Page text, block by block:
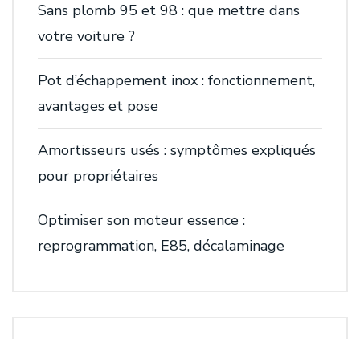
Sans plomb 95 et 98 : que mettre dans
votre voiture ?
Pot d’échappement inox : fonctionnement,
avantages et pose
Amortisseurs usés : symptômes expliqués
pour propriétaires
Optimiser son moteur essence :
reprogrammation, E85, décalaminage